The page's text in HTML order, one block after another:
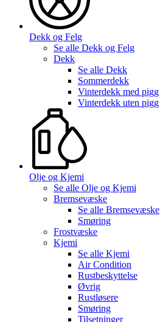
Dekk og Felg
Se alle Dekk og Felg
Dekk
Se alle Dekk
Sommerdekk
Vinterdekk med pigg
Vinterdekk uten pigg
Olje og Kjemi
Se alle Olje og Kjemi
Bremsevæske
Se alle Bremsevæske
Smøring
Frostvæske
Kjemi
Se alle Kjemi
Air Condition
Rustbeskyttelse
Øvrig
Rustløsere
Smøring
Tilsetninger